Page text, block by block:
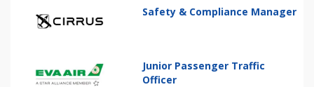
Safety & Compliance Manager
Junior Passenger Traffic
Officer